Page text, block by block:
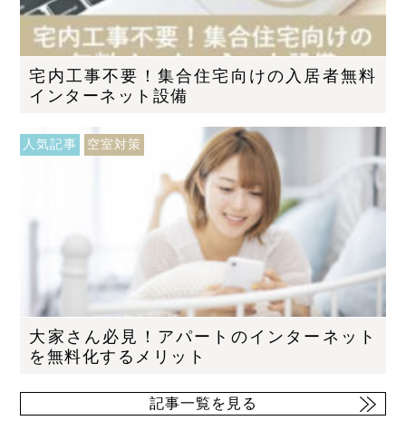
宅内工事不要！集合住宅向けの入居者無料
インターネット設備
人気記事 空室対策
大家さん必見！アパートのインターネット
を無料化するメリット
記事一覧を見る